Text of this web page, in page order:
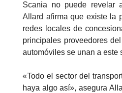
Scania no puede revelar
Allard afirma que existe la
redes locales de
principales proveedores
automóviles se unan a este
«Todo el sector del
haya algo así», asegura